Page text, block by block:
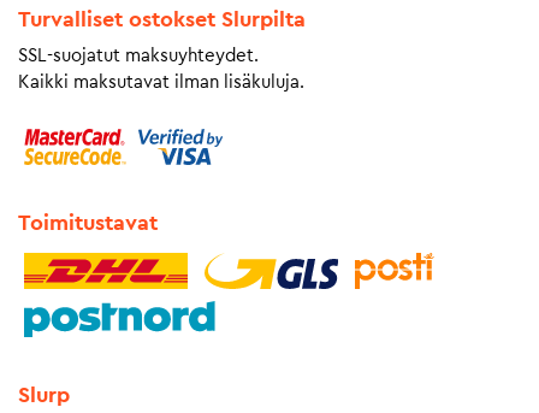
Turvalliset ostokset Slurpilta
SSL-suojatut maksuyhteydet.
Kaikki maksutavat ilman lisäkuluja.
Toimitustavat
Slurp